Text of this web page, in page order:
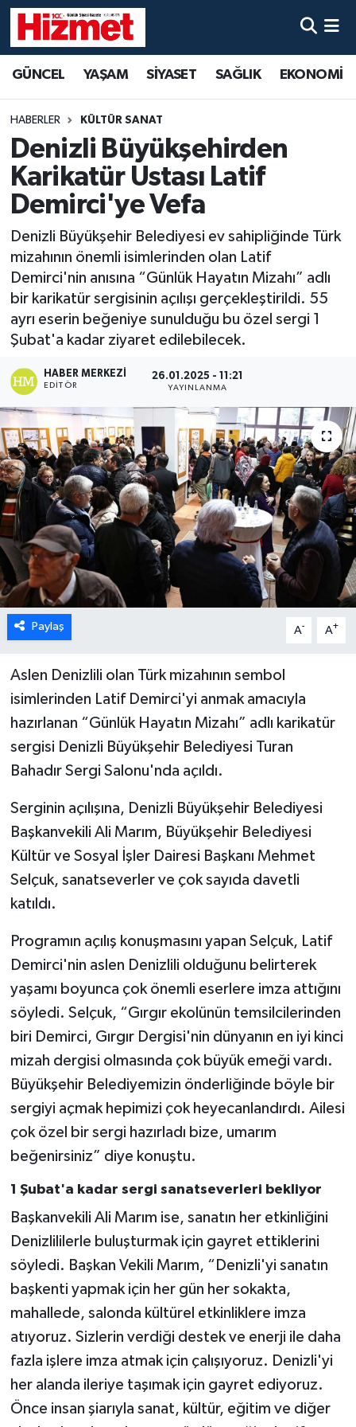
GÜNCEL YAŞAM SİYASET SAĞLIK EKONOMİ
HABERLER KÜLTÜR SANAT
Denizli Büyükşehirden
Karikatür Ustası Latif
Demirci'ye Vefa
Denizli Büyükşehir Belediyesi ev sahipliğinde Türk
mizahının önemli isimlerinden olan Latif
Demirci'nin anısına “Günlük Hayatın Mizahı” adlı
bir karikatür sergisinin açılışı gerçekleştirildi. 55
ayrı eserin beğeniye sunulduğu bu özel sergi 1
Şubat'a kadar ziyaret edilebilecek.
HABER MERKEZI
EDITÖR
26.01.2025 - 11:21
YAYINLANMA
Paylaş A- A+
Aslen Denizlili olan Türk mizahının sembol
isimlerinden Latif Demirci'yi anmak amacıyla
hazırlanan “Günlük Hayatın Mizahı” adlı karikatür
sergisi Denizli Büyükşehir Belediyesi Turan
Bahadır Sergi Salonu'nda açıldı.
Serginin açılışına, Denizli Büyükşehir Belediyesi
Başkanvekili Ali Marım, Büyükşehir Belediyesi
Kültür ve Sosyal İşler Dairesi Başkanı Mehmet
Selçuk, sanatseverler ve çok sayıda davetli
katıldı.
Programın açılış konuşmasını yapan Selçuk, Latif
Demirci'nin aslen Denizlili olduğunu belirterek
yaşamı boyunca çok önemli eserlere imza attığını
söyledi. Selçuk, “Gırgır ekolünün temsilcilerinden
biri Demirci, Gırgır Dergisi'nin dünyanın en iyi kinci
mizah dergisi olmasında çok büyük emeği vardı.
Büyükşehir Belediyemizin önderliğinde böyle bir
sergiyi açmak hepimizi çok heyecanlandırdı. Ailesi
çok özel bir sergi hazırladı bize, umarım
beğenirsiniz” diye konuştu.
1 Şubat'a kadar sergi sanatseverleri bekliyor
Başkanvekili Ali Marım ise, sanatın her etkinliğini
Denizlililerle buluşturmak için gayret ettiklerini
söyledi. Başkan Vekili Marım, “Denizli'yi sanatın
başkenti yapmak için her gün her sokakta,
mahallede, salonda kültürel etkinliklere imza
atıyoruz. Sizlerin verdiği destek ve enerji ile daha
fazla işlere imza atmak için çalışıyoruz. Denizli'yi
her alanda ileriye taşımak için gayret ediyoruz.
Önce insan şiarıyla sanat, kültür, eğitim ve diğer
YAŞAM
SİYASET
SAĞLIK
KÜLTÜR SANAT
SPOR
MAGAZİN
ÖZEL HABER
DTO
RESMİ REKLAM
Denizli Hava Durumu
Denizli Trafik Yoğunluk Haritası
Süper Lig Puan Durumu ve Fikstür
Tüm Manşetler
Son Dakika Haberleri
Haber Arşivi